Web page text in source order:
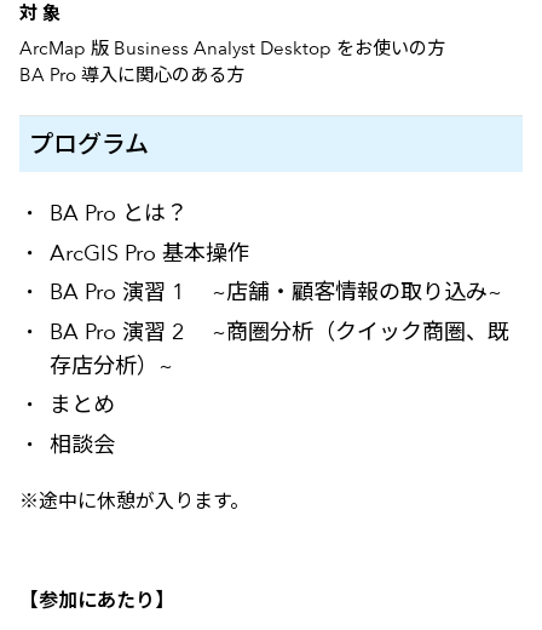
対 象
ArcMap 版 Business Analyst Desktop をお使いの方
BA Pro 導入に関心のある方
プログラム
BA Pro とは？
ArcGIS Pro 基本操作
BA Pro 演習 1 ~店舗・顧客情報の取り込み~
BA Pro 演習 2 ~商圏分析（クイック商圏、既
存店分析）~
まとめ
相談会
※途中に休憩が入ります。
【参加にあたり】